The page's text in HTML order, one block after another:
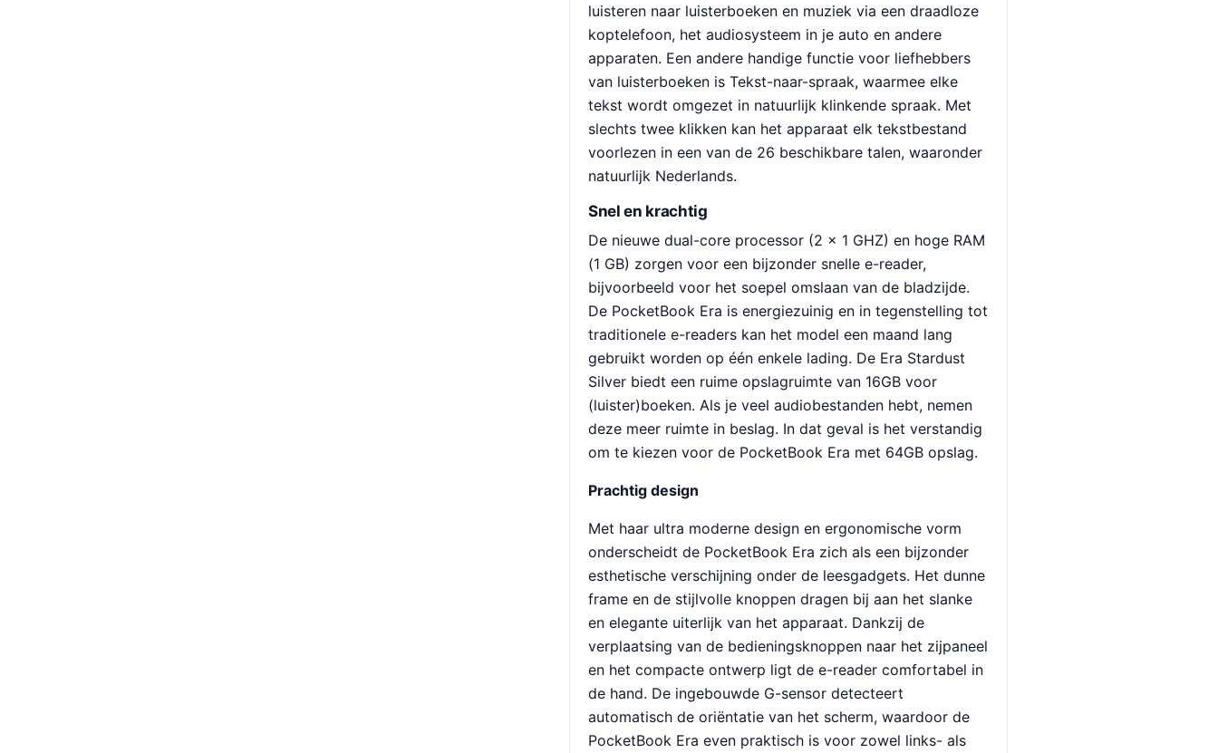
luisteren naar luisterboeken en muziek via een draadloze
koptelefoon, het audiosysteem in je auto en andere
apparaten. Een andere handige functie voor liefhebbers
van luisterboeken is Tekst-naar-spraak, waarmee elke
tekst wordt omgezet in natuurlijk klinkende spraak. Met
slechts twee klikken kan het apparaat elk tekstbestand
voorlezen in een van de 26 beschikbare talen, waaronder
natuurlijk Nederlands.
Snel en krachtig
De nieuwe dual-core processor (2 x 1 GHZ) en hoge RAM
(1 GB) zorgen voor een bijzonder snelle e-reader,
bijvoorbeeld voor het soepel omslaan van de bladzijde.
De PocketBook Era is energiezuinig en in tegenstelling tot
traditionele e-readers kan het model een maand lang
gebruikt worden op één enkele lading. De Era Stardust
Silver biedt een ruime opslagruimte van 16GB voor
(luister)boeken. Als je veel audiobestanden hebt, nemen
deze meer ruimte in beslag. In dat geval is het verstandig
om te kiezen voor de PocketBook Era met 64GB opslag.
Prachtig design
Met haar ultra moderne design en ergonomische vorm
onderscheidt de PocketBook Era zich als een bijzonder
esthetische verschijning onder de leesgadgets. Het dunne
frame en de stijlvolle knoppen dragen bij aan het slanke
en elegante uiterlijk van het apparaat. Dankzij de
verplaatsing van de bedieningsknoppen naar het zijpaneel
en het compacte ontwerp ligt de e-reader comfortabel in
de hand. De ingebouwde G-sensor detecteert
automatisch de oriëntatie van het scherm, waardoor de
PocketBook Era even praktisch is voor zowel links- als